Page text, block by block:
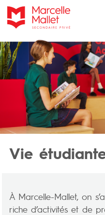
Vie
À Marcelle-Mallet, on
riche d’activités et de